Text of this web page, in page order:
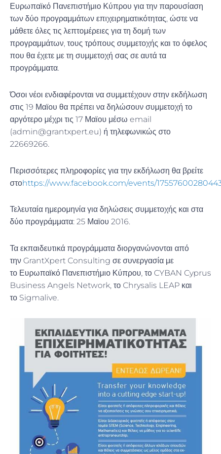
Ευρωπαϊκό Πανεπιστήμιο Κύπρου για την παρουσίαση
των δύο προγραμμάτων επιχειρηματικότητας, ώστε να
μάθετε όλες τις λεπτομέρειες για τη δομή των
προγραμμάτων, τους τρόπους συμμετοχής και το όφελος
που θα έχετε με τη συμμετοχή σας σε αυτά τα
προγράμματα.
Όσοι νέοι ενδιαφέρονται να συμμετέχουν στην εκδήλωση
στις 19 Μαϊου θα πρέπει να δηλώσουν συμμετοχή το
αργότερο μέχρι τις 17 Μαϊου μέσω email
(admin@grantxpert.eu) ή τηλεφωνικώς στο
22669266.
Περισσότερες πληροφορίες για την εκδήλωση θα βρείτε
στοhttps://www.facebook.com/events/
Τελευταία ημερομηνία για δηλώσεις συμμετοχής και στα
δύο προγράμματα: 25 Μαϊου 2016.
Τα εκπαιδευτικά προγράμματα διοργανώνονται από
την GrantXpert Consulting σε συνεργασία με
το Ευρωπαϊκό Πανεπιστήμιο Κύπρου, το CYBAN Cyprus
Business Angels Network, το Chrysalis LEAP και
το Sigmalive.